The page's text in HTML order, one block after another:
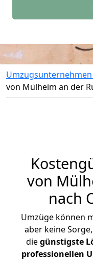
von Mülheim an der
von
nach
Umzüge können
aber keine
diegünstigste
professionellen